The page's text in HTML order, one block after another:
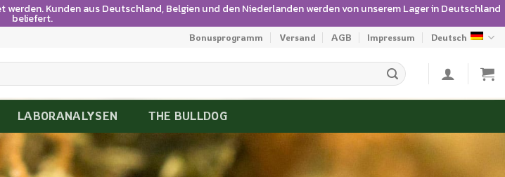
Kunden aus Deutschland, Belgien und den Niederlanden werden von unserem Lager in Deutschland
beliefert.
Bonusprogramm Versand AGB Impressum Deutsch
LABORANALYSEN THE BULLDOG